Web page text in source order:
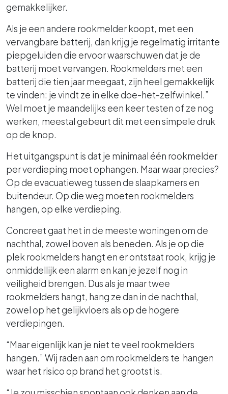
gemakkelijker.
Als je een andere rookmelder koopt, met een
vervangbare batterij, dan krijg je regelmatig irritante
piepgeluiden die ervoor waarschuwen dat je de
batterij moet vervangen. Rookmelders met een
batterij die tien jaar meegaat, zijn heel gemakkelijk
te vinden: je vindt ze in elke doe-het-zelfwinkel.”
Wel moet je maandelijks een keer testen of ze nog
werken, meestal gebeurt dit met een simpele druk
op de knop.
Het uitgangspunt is dat je minimaal één rookmelder
per verdieping moet ophangen. Maar waar precies?
Op de evacuatieweg tussen de slaapkamers en
buitendeur. Op die weg moeten rookmelders
hangen, op elke verdieping.
Concreet gaat het in de meeste woningen om de
nachthal, zowel boven als beneden. Als je op die
plek rookmelders hangt en er ontstaat rook, krijg je
onmiddellijk een alarm en kan je jezelf nog in
veiligheid brengen. Dus als je maar twee
rookmelders hangt, hang ze dan in de nachthal,
zowel op het gelijkvloers als op de hogere
verdiepingen.
“Maar eigenlijk kan je niet te veel rookmelders
hangen.” Wij raden aan om rookmelders te hangen
waar het risico op brand het grootst is.